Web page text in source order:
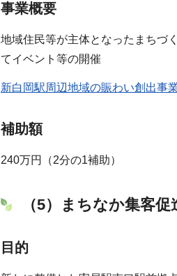
事業概要
地域住民等が主体となったまちづ
てイベント等の開催
新白岡駅周辺地域の賑わい創出事
補助額
240万円（2分の1補助）
（5）まちなか集客促
目的